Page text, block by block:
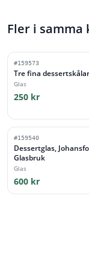
Fler i samma
#159573
Tre fina dessertskålar
Glas
250 kr
#159540
Dessertglas,
Glasbruk
Glas
600 kr